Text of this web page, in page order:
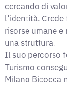
cercando di
l’identità.
risorse umane
una struttura.
Il suo percorso
Turismo
Milano Bicocca